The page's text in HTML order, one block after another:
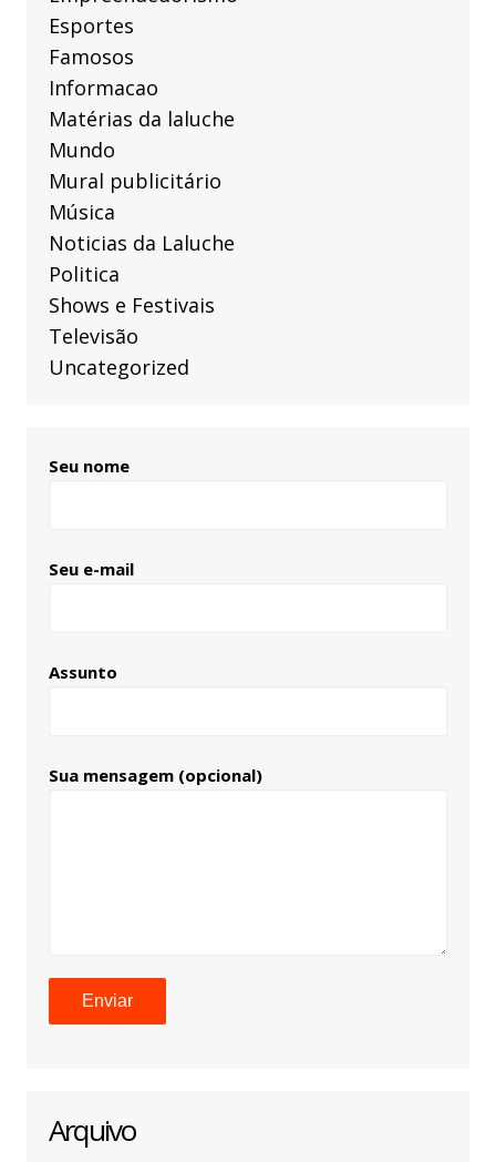
Esportes
Famosos
Informacao
Matérias da laluche
Mundo
Mural publicitário
Música
Noticias da Laluche
Politica
Shows e Festivais
Televisão
Uncategorized
Seu nome
Seu e-mail
Assunto
Sua mensagem (opcional)
Arquivo